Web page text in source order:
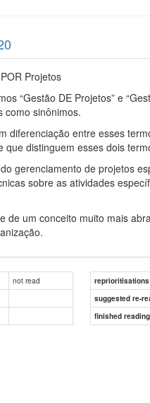
Projetos
“Gestão DE Projetos” e
como sinônimos.
diferenciação entre esses
distinguem esses dois
gerenciamento de projetos
sobre as atividades
de um conceito muito mais
not read
reprioritisations
suggested re-
finished